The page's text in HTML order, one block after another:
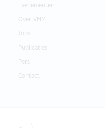
Evenementen
Over VMM
Jobs
Publicaties
Pers
Contact